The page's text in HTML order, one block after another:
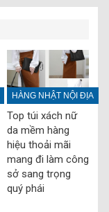
HÀNG NHẬT NỘI ĐỊA
Top túi xách nữ
da mềm hàng
hiệu thoải mãi
mang đi làm công
sở sang trọng
quý phái